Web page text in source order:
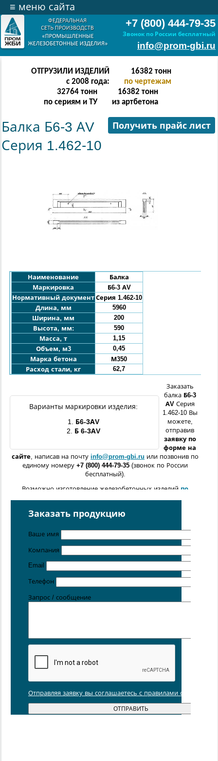
+7 (800) 444-79-35
Звонок по России бесплатный
info@prom-gbi.ru
≡ меню сайта
ОТГРУЗИЛИ ИЗДЕЛИЙ
с 2008 года:
32766 тонн
по чертежам
65532 тонн
по сериям и ТУ
32766 тонн
из артбетона
Получить прайс лист
Балка Б6-3 АV
Серия 1.462-10
Наименование
Балка
Маркировка
Б6-3 АV
Нормативный документ Серия 1.462-10
Длина, мм
5960
Ширина, мм
200
Высота, мм:
590
Масса, т
1,15
Объем, м3
0,45
Марка бетона
М350
Расход стали, кг
62,7
Варианты маркировки изделия:
1.
Б6-3АV
2.
Б 6-3АV
Заказать
балка Б6-3
АV Серия
1.462-10 Вы
можете,
отправив
заявку по
форме на
сайте, написав на почту info@prom-gbi.ru или позвонив по
единому номеру +7 (800) 444-79-35 (звонок по России
бесплатный).
Возможно изготовление железобетонных изделий по
Поставка осуществляется с производственных площадок,
Санкт-Петербурге
Хабаровске,Новосибирске,Ростове-на-Дону,
Екатеринбурге,Симферополе.
Заказать продукцию
Ваше имя
Компания
Email
Телефон
Запрос / сообщение
Отправляя заявку вы соглашаетесь с правилами обработки